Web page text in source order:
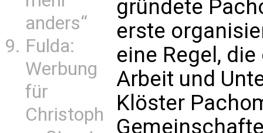
anders“
Fulda:
Werbung
für
Christoph
gründete
erste
eine Regel,
Arbeit und
Klöster